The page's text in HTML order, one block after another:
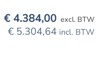
€ 5.304,64 incl. BTW
€ 4.384,00 excl. BTW